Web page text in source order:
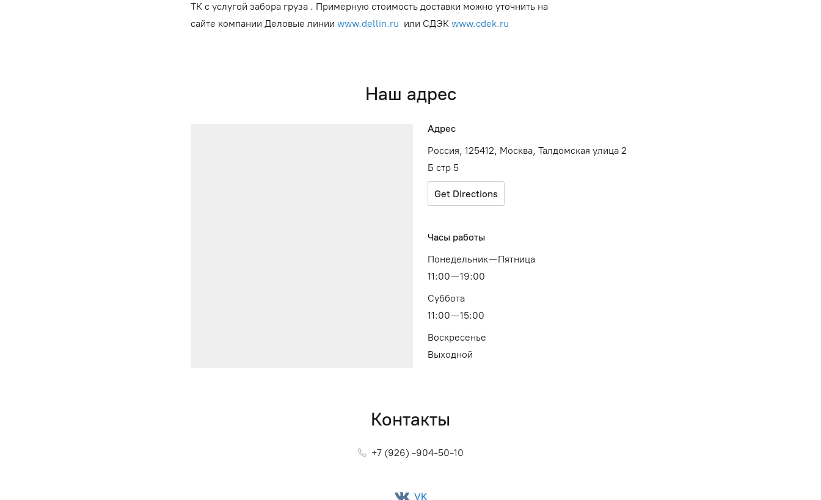
ТК с услугой забора груза . Примерную стоимость доставки можно уточнить на
сайте компании Деловые линии www.dellin.ru или СДЭК www.cdek.ru
Наш адрес
Адрес
Россия, 125412, Москва, Талдомская улица 2
Б стр 5
Get Directions
Часы работы
Понедельник — Пятница
11:00 — 19:00
Суббота
11:00 — 15:00
Воскресенье
Выходной
Контакты
+7 (926) -904-50-10
VK